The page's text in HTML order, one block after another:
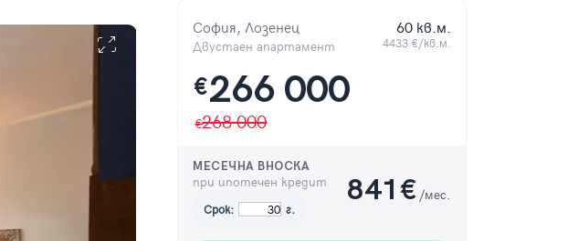
Ново
Проекти ново
Мениджмънт
София, Лозенец
Двустаен апартамент
60 кв.м.
4433 €/кв.м.
€266 000
268 000
МЕСЕЧНА ВНОСКА
при ипотечен кредит
Срок: г.
841€ /мес.